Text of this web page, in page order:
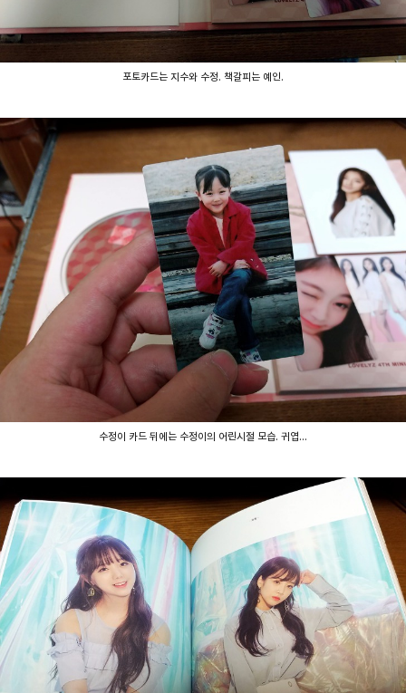
포토카드는 지수와 수정. 책갈피는 예인.
수정이 카드 뒤에는 수정이의 어린시절 모습. 귀엽...